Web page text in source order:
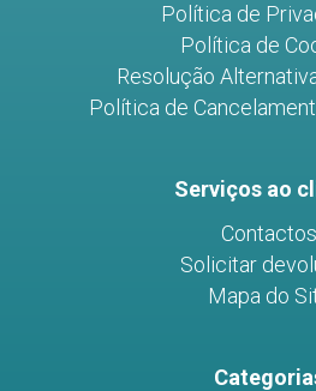
Política de
Política de
Resolução
Política de
Serviços ao
Contactos
Solicitar
Mapa do